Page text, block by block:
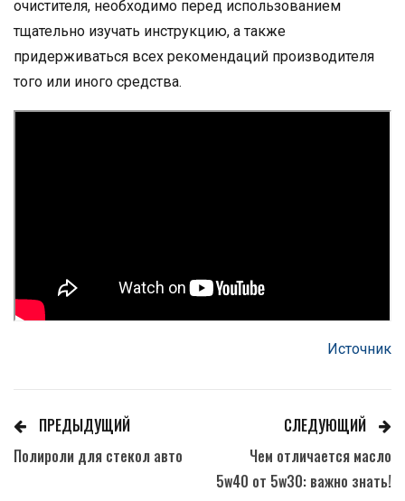
очистителя, необходимо перед использованием
тщательно изучать инструкцию, а также
придерживаться всех рекомендаций производителя
того или иного средства.
Источник
ПРЕДЫДУЩИЙ
Полироли для стекол авто
СЛЕДУЮЩИЙ
Чем отличается масло
5w40 от 5w30: важно знать!